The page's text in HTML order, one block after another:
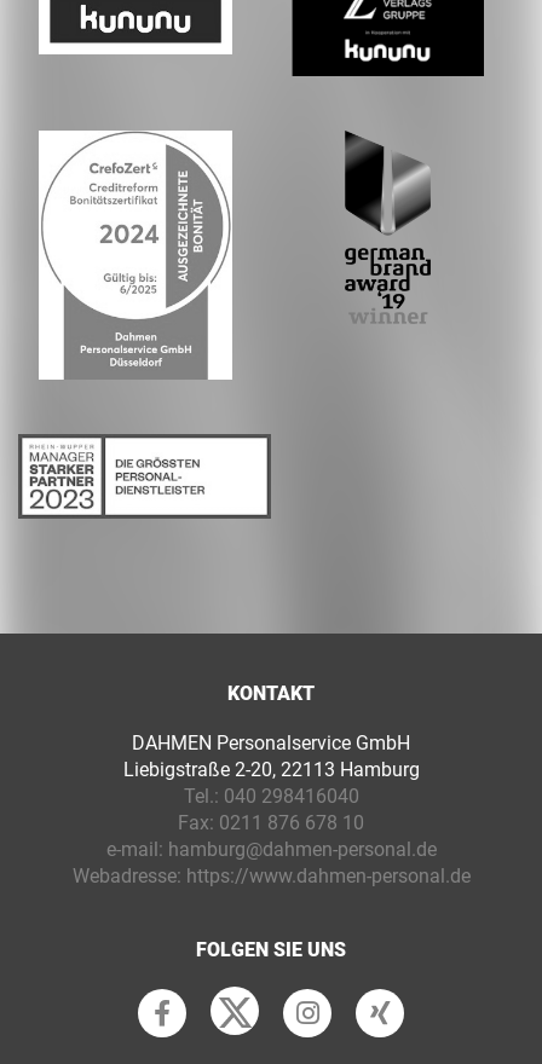
KONTAKT
DAHMEN Personalservice GmbH
Liebigstraße 2-20, 22113 Hamburg
Tel.: 040 298416040
Fax: 0211 876 678 10
e-mail: hamburg@dahmen-personal.de
Webadresse: https://www.dahmen-personal.de
FOLGEN SIE UNS